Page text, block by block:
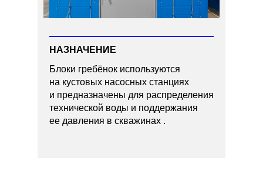
НАЗНАЧЕНИЕ
Блоки гребёнок используются
на кустовых насосных станциях
и предназначены для распределения
технической воды и поддержания
ее давления в скважинах .